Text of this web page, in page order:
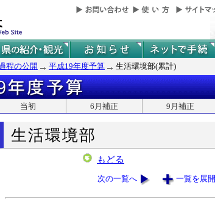
程の公開 平成19年度予算 生活環境部(累計)
当初 6月補正 9月補正
生活環境部
もどる
次の一覧へ 一覧を展開